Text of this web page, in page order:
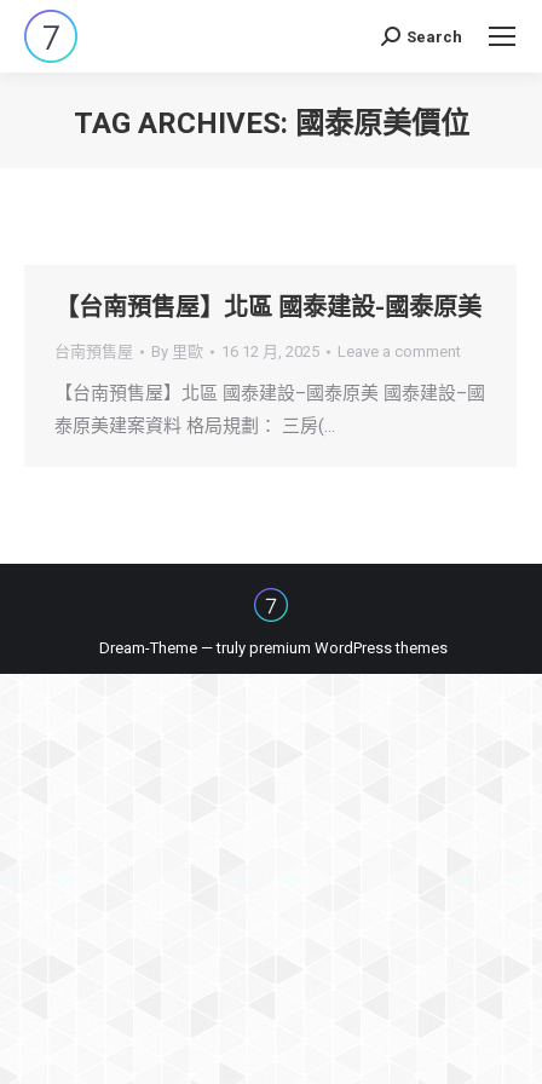
Search:
Search
TAG ARCHIVES: 國泰原美價位
【台南預售屋】北區 國泰建設-國泰原美
台南預售屋 By 里歐 16 12 月, 2025 Leave a comment
【台南預售屋】北區 國泰建設–國泰原美 國泰建設–國
泰原美建案資料 格局規劃： 三房(…
Dream-Theme — truly premium WordPress themes